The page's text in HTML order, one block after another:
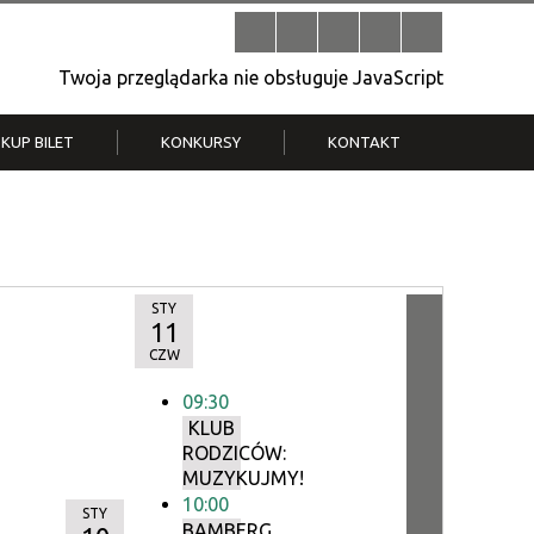
Twoja przeglądarka nie obsługuje JavaScript
KUP BILET KONKURSY KONTAKT
STY
STY
11
CZW
09:30
KLUB
RODZICÓW:
MUZYKUJMY!
10:00